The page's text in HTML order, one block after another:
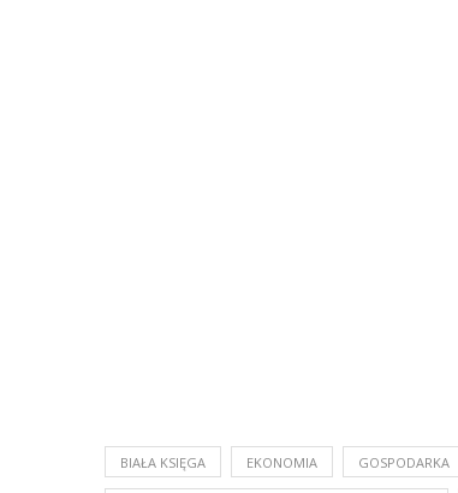
BIAŁA KSIĘGA EKONOMIA GOSPODARKA